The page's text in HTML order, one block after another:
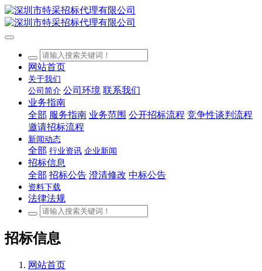
网站首页
关于我们
公司简介 公司环境 联系我们
业务指南
全部 服务指南 业务范围 公开招标流程 竞争性谈判流程
邀请招标流程
新闻动态
全部 行业资讯 企业新闻
招标信息
全部 招标公告 澄清修改 中标公告
资料下载
法律法规
招标信息
网站首页